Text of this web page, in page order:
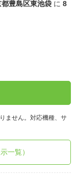
都豊島区東池袋 に 8
ません。対応機種、サ
一覧）